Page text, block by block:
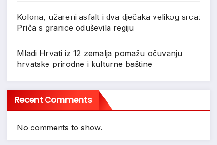
Kolona, užareni asfalt i dva dječaka velikog srca:
Priča s granice oduševila regiju
Mladi Hrvati iz 12 zemalja pomažu očuvanju
hrvatske prirodne i kulturne baštine
Recent Comments
No comments to show.